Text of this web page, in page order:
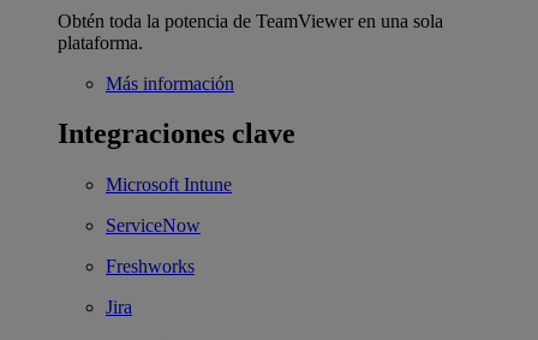
Obtén toda la potencia de TeamViewer en una sola
plataforma.
Más información
Integraciones clave
Microsoft Intune
ServiceNow
Freshworks
Jira